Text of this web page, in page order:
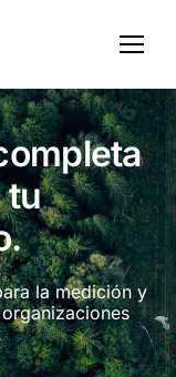
tu
la medición y